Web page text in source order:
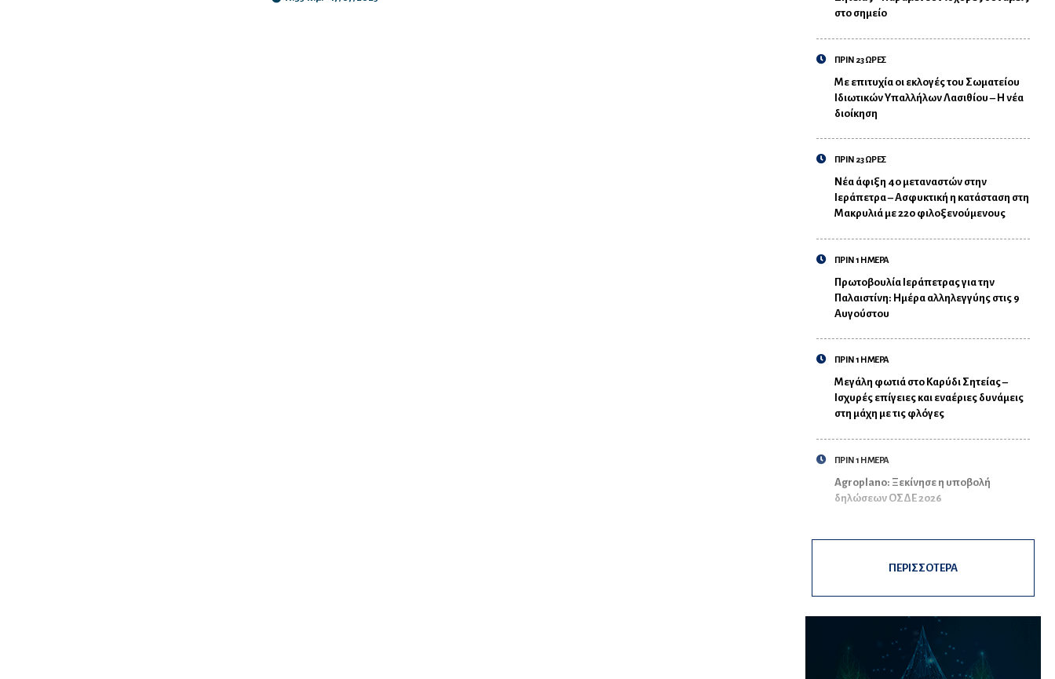
στο σημείο
ΠΡΙΝ 23 ΩΡΕΣ
Με επιτυχία οι εκλογές του Σωματείου
Ιδιωτικών Υπαλλήλων Λασιθίου – Η νέα
διοίκηση
ΠΡΙΝ 23 ΩΡΕΣ
Νέα άφιξη 40 μεταναστών στην
Ιεράπετρα – Ασφυκτική η κατάσταση στη
Μακρυλιά με 220 φιλοξενούμενους
ΠΡΙΝ 1 ΗΜΕΡΑ
Πρωτοβουλία Ιεράπετρας για την
Παλαιστίνη: Ημέρα αλληλεγγύης στις 9
Αυγούστου
ΠΡΙΝ 1 ΗΜΕΡΑ
Μεγάλη φωτιά στο Καρύδι Σητείας –
Ισχυρές επίγειες και εναέριες δυνάμεις
στη μάχη με τις φλόγες
ΠΡΙΝ 1 ΗΜΕΡΑ
Agroplano: Ξεκίνησε η υποβολή
δηλώσεων ΟΣΔΕ 2026
ΠΕΡΙΣΣΟΤΕΡΑ